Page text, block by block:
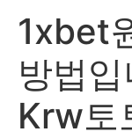
1xbet
방법
Krw토